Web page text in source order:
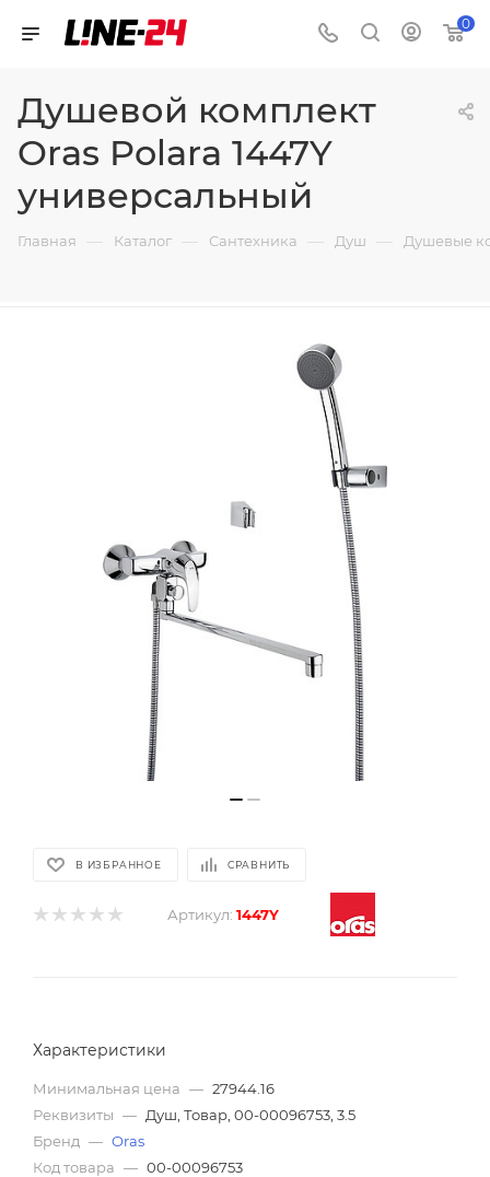
0
Душевой комплект
Oras Polara 1447Y
универсальный
Главная — Каталог — Сантехника — Душ — Душевые
В ИЗБРАННОЕ СРАВНИТЬ
Артикул: 1447Y
Характеристики
Минимальная цена — 27944.16
Реквизиты — Душ, Товар, 00-00096753, 3.5
Бренд — Oras
Код товара — 00-00096753